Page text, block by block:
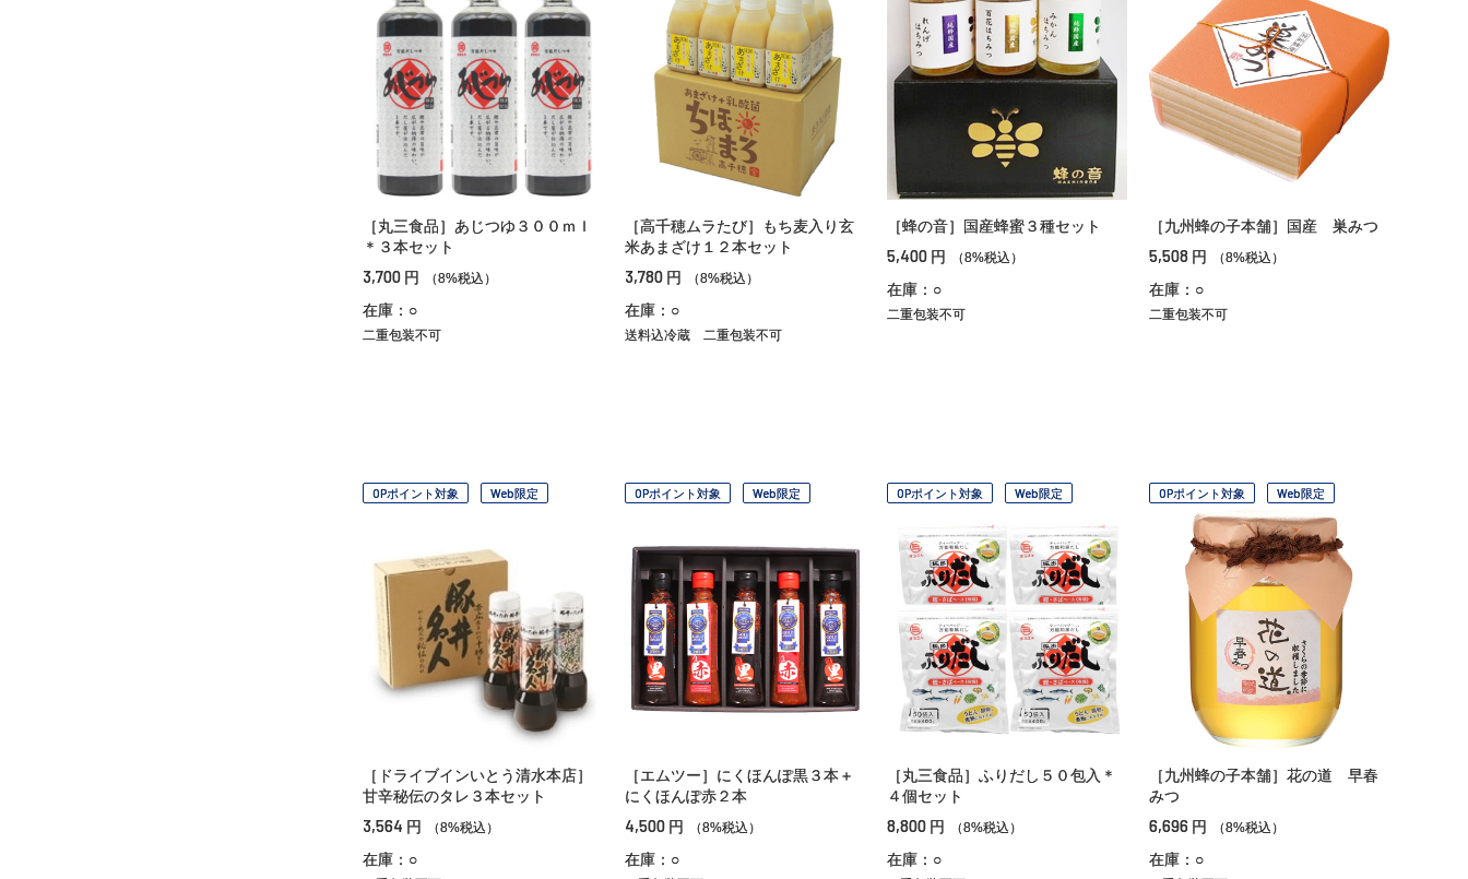
［丸三食品］あじつゆ３００ｍｌ
＊３本セット
3,700 円 （8%税込）
在庫：○
二重包装不可
［高千穂ムラたび］もち麦入り玄
米あまざけ１２本セット
3,780 円 （8%税込）
在庫：○
送料込冷蔵 二重包装不可
［蜂の音］国産蜂蜜３種セット
5,400 円 （8%税込）
在庫：○
二重包装不可
［九州蜂の子本舗］国産 巣みつ
5,508 円 （8%税込）
在庫：○
二重包装不可
OPポイント対象 Web限定
［ドライブインいとう清水本店］
甘辛秘伝のタレ３本セット
3,564 円 （8%税込）
在庫：○
OPポイント対象 Web限定
［エムツー］にくほんぽ黒３本＋
にくほんぽ赤２本
4,500 円 （8%税込）
在庫：○
OPポイント対象 Web限定
［丸三食品］ふりだし５０包入＊
４個セット
8,800 円 （8%税込）
在庫：○
OPポイント対象 Web限定
［九州蜂の子本舗］花の道 早春
みつ
6,696 円 （8%税込）
在庫：○